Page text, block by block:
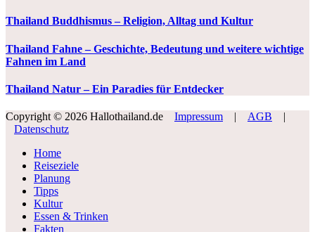
Thailand Buddhismus – Religion, Alltag und Kultur
Thailand Fahne – Geschichte, Bedeutung und weitere wichtige
Fahnen im Land
Thailand Natur – Ein Paradies für Entdecker
Copyright © 2026 Hallothailand.de Impressum | AGB
|
Datenschutz
Home
Reiseziele
Planung
Tipps
Kultur
Essen & Trinken
Fakten